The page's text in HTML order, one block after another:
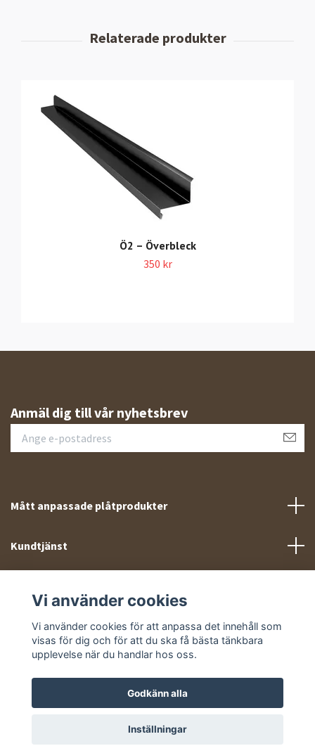
Ö2 – Överbleck
350 kr
Anmäl dig till vår nyhetsbrev
Mått anpassade plåtprodukter
Kundtjänst
Sociala medier
© 2026 Takprofiler.se
Vi använder cookies
Vi använder cookies för att anpassa det innehåll som
visas för dig och för att du ska få bästa tänkbara
upplevelse när du handlar hos oss.
Godkänn alla
Inställningar